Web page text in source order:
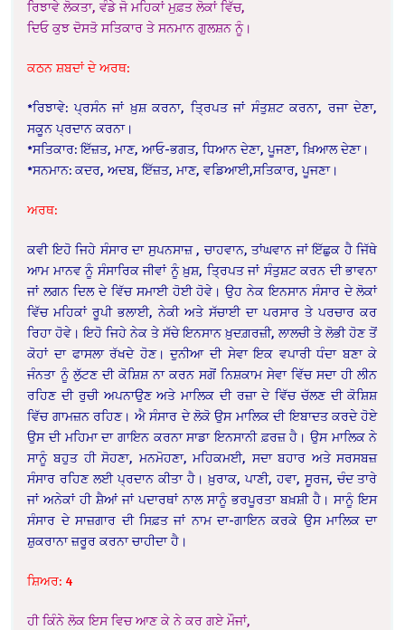
ਰਿਝਾਵੇ ਲੋਕਤਾ, ਵੰਡੇ ਜੋ ਮਹਿਕਾਂ ਮੁਫ਼ਤ ਲੋਕਾਂ ਵਿੱਚ,
ਦਿਓ ਕੁਝ ਦੋਸਤੋ ਸਤਿਕਾਰ ਤੇ ਸਨਮਾਨ ਗੁਲਸ਼ਨ ਨੂੰ।
ਕਠਨ ਸ਼ਬਦਾਂ ਦੇ ਅਰਥ:
*ਰਿਝਾਵੇ: ਪ੍ਰਸੰਨ ਜਾਂ ਖ਼ੁਸ਼ ਕਰਨਾ, ਤ੍ਰਿਪਤ ਜਾਂ ਸੰਤੁਸ਼ਟ ਕਰਨਾ, ਰਜਾ ਦੇਣਾ,
ਸਕੂਨ ਪ੍ਰਦਾਨ ਕਰਨਾ।
*ਸਤਿਕਾਰ: ਇੱਜ਼ਤ, ਮਾਣ, ਆਓ-ਭਗਤ, ਧਿਆਨ ਦੇਣਾ, ਪੂਜਣਾ, ਖ਼ਿਆਲ ਦੇਣਾ।
*ਸਨਮਾਨ: ਕਦਰ, ਅਦਬ, ਇੱਜ਼ਤ, ਮਾਣ, ਵਡਿਆਈ,ਸਤਿਕਾਰ, ਪੂਜਣਾ।
ਅਰਥ:
ਕਵੀ ਇਹੋ ਜਿਹੇ ਸੰਸਾਰ ਦਾ ਸੁਪਨਸਾਜ਼ , ਚਾਹਵਾਨ, ਤਾਂਘਵਾਨ ਜਾਂ ਇੱਛੁਕ ਹੈ ਜਿੱਥੇ
ਆਮ ਮਾਨਵ ਨੂੰ ਸੰਸਾਰਿਕ ਜੀਵਾਂ ਨੂੰ ਖ਼ੁਸ਼, ਤ੍ਰਿਪਤ ਜਾਂ ਸੰਤੁਸ਼ਟ ਕਰਨ ਦੀ ਭਾਵਨਾ
ਜਾਂ ਲਗਨ ਦਿਲ ਦੇ ਵਿੱਚ ਸਮਾਈ ਹੋਈ ਹੋਵੇ। ਉਹ ਨੇਕ ਇਨਸਾਨ ਸੰਸਾਰ ਦੇ ਲੋਕਾਂ
ਵਿੱਚ ਮਹਿਕਾਂ ਰੂਪੀ ਭਲਾਈ, ਨੇਕੀ ਅਤੇ ਸੱਚਾਈ ਦਾ ਪਰਸਾਰ ਤੇ ਪਰਚਾਰ ਕਰ
ਰਿਹਾ ਹੋਵੇ। ਇਹੋ ਜਿਹੇ ਨੇਕ ਤੇ ਸੱਚੇ ਇਨਸਾਨ ਖ਼ੁਦਗ਼ਰਜ਼ੀ, ਲਾਲਚੀ ਤੇ ਲੋਭੀ ਹੋਣ ਤੋਂ
ਕੋਹਾਂ ਦਾ ਫਾਸਲਾ ਰੱਖਦੇ ਹੋਣ। ਦੁਨੀਆ ਦੀ ਸੇਵਾ ਇਕ ਵਪਾਰੀ ਧੰਦਾ ਬਣਾ ਕੇ
ਜੰਨਤਾ ਨੂੰ ਲੁੱਟਣ ਦੀ ਕੋਸ਼ਿਸ਼ ਨਾ ਕਰਨ ਸਗੋਂ ਨਿਸ਼ਕਾਮ ਸੇਵਾ ਵਿੱਚ ਸਦਾ ਹੀ ਲੀਨ
ਰਹਿਣ ਦੀ ਰੁਚੀ ਅਪਨਾਉਣ ਅਤੇ ਮਾਲਿਕ ਦੀ ਰਜ਼ਾ ਦੇ ਵਿੱਚ ਚੱਲਣ ਦੀ ਕੋਸ਼ਿਸ਼
ਵਿੱਚ ਗਾਮਜ਼ਨ ਰਹਿਣ। ਐ ਸੰਸਾਰ ਦੇ ਲੋਕੋ ਉਸ ਮਾਲਿਕ ਦੀ ਇਬਾਦਤ ਕਰਦੇ ਹੋਏ
ਉਸ ਦੀ ਮਹਿਮਾ ਦਾ ਗਾਇਨ ਕਰਨਾ ਸਾਡਾ ਇਨਸਾਨੀ ਫ਼ਰਜ਼ ਹੈ। ਉਸ ਮਾਲਿਕ ਨੇ
ਸਾਨੂੰ ਬਹੁਤ ਹੀ ਸੋਹਣਾ, ਮਨਮੋਹਣਾ, ਮਹਿਕਮਈ, ਸਦਾ ਬਹਾਰ ਅਤੇ ਸਰਸਬਜ਼
ਸੰਸਾਰ ਰਹਿਣ ਲਈ ਪ੍ਰਦਾਨ ਕੀਤਾ ਹੈ। ਖ਼ੁਰਾਕ, ਪਾਣੀ, ਹਵਾ, ਸੂਰਜ, ਚੰਦ ਤਾਰੇ
ਜਾਂ ਅਨੇਕਾਂ ਹੀ ਸ਼ੈਆਂ ਜਾਂ ਪਦਾਰਥਾਂ ਨਾਲ ਸਾਨੂੰ ਭਰਪੂਰਤਾ ਬਖ਼ਸ਼ੀ ਹੈ। ਸਾਨੂੰ ਇਸ
ਸੰਸਾਰ ਦੇ ਸਾਜ਼ਗਾਰ ਦੀ ਸਿਫ਼ਤ ਜਾਂ ਨਾਮ ਦਾ-ਗਾਇਨ ਕਰਕੇ ਉਸ ਮਾਲਿਕ ਦਾ
ਸ਼ੁਕਰਾਨਾ ਜ਼ਰੂਰ ਕਰਨਾ ਚਾਹੀਦਾ ਹੈ।
ਸ਼ਿਅਰ: 4
ਹੀ ਕਿੰਨੇ ਲੋਕ ਇਸ ਵਿਚ ਆਣ ਕੇ ਨੇ ਕਰ ਗਏ ਮੌਜਾਂ,